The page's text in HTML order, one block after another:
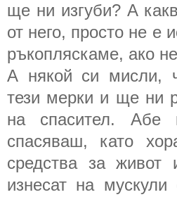
ще ни изгуби? А
от него, просто не е
ръкопляскаме, ако
А някой си мисли,
тези мерки и ще ни
на спасител. Абе
спасяваш, като
средства за
изнесат на мускули